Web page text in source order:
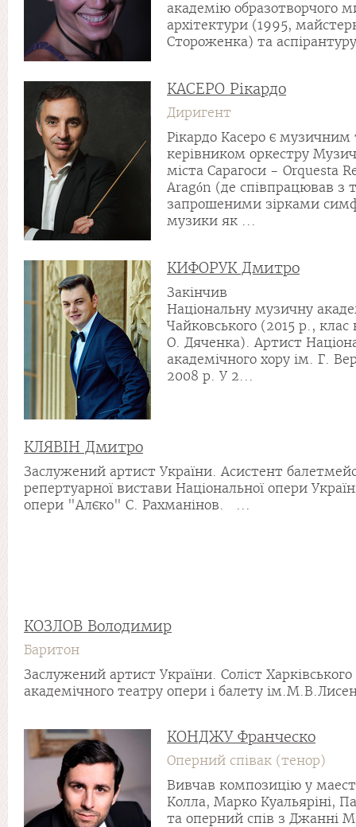
академію образотворчого
архітектури (1995,
Стороженка) та
КАСЕРО Рікардо
Диригент
Рікардо Касеро є
керівником оркестру
міста Сарагоси - Orquesta
Aragón (де співпрацював з
запрошеними зірками
музики як ...
КИФОРУК Дмитро
Закінчив
Національну музичну
Чайковського (2015 р., клас
О. Дяченка). Артист
академічного хору ім. Г.
2008 р. У 2...
КЛЯВІН Дмитро
Заслужений артист України. Асистент
репертуарної вистави Національної опери
опери "Алєко" С. Рахманінов. ...
КОЗЛОВ Володимир
Баритон
Заслужений артист України. Соліст Харківського
академічного театру опери і балету
КОНДЖУ Франческо
Оперний співак (тенор)
Вивчав композицію у
Колла, Марко Куальяріні,
та оперний спів з Джанні